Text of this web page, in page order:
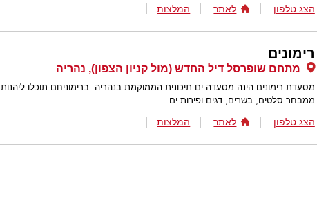
הצג טלפון לאתר המלצות
רימונים
מתחם שופרסל דיל החדש (מול קניון הצפון), נהריה
מסעדת רימונים הינה מסעדה ים תיכונית הממוקמת בנהריה. ברימוניחם תוכלו ליהנות
ממבחר סלטים, בשרים, דגים ופירות ים.
הצג טלפון לאתר המלצות